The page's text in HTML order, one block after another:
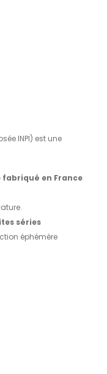
INPI) est une
en France
séries
éphémère